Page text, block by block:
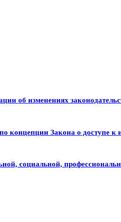
об изменениях
Закона о доступе к
социальной,